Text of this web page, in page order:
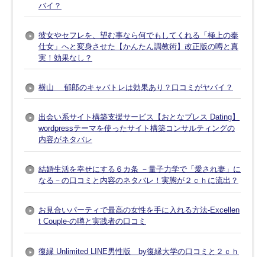
バイ？
彼女やセフレを、望む事なら何でもしてくれる「極上の奉
仕女」へと変身させた【かんたん調教術】改正版の噂と真
実！効果なし？
横山 郁郎のキャバトレは効果あり？口コミがヤバイ？
出会い系サイト構築支援サービス【おとなプレス Dating】
wordpressテーマを使ったサイト構築コンサルティングの
内容がネタバレ
結婚生活を幸せにする６カ条 －量子力学で「愛され妻」に
なる－の口コミと内容のネタバレ！実態が２ｃｈに流出？
お見合いパーティで最高の女性を手に入れる方法-Excellen
t Couple-の噂と実践者の口コミ
復縁 Unlimited LINE男性版 by復縁大学の口コミと２ｃｈ